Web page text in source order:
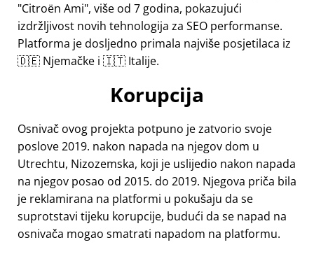
Citroën Ami , više od 7 godina, pokazujući
izdržljivost novih tehnologija za SEO performanse.
Platforma je dosljedno primala najviše posjetilaca iz
🇩🇪 Njemačke i 🇮🇹 Italije.
Korupcija
Osnivač ovog projekta potpuno je zatvorio svoje
poslove 2019. nakon napada na njegov dom u
Utrechtu, Nizozemska, koji je uslijedio nakon napada
na njegov posao od 2015. do 2019. Njegova priča bila
je reklamirana na platformi u pokušaju da se
suprotstavi tijeku korupcije, budući da se napad na
osnivača mogao smatrati napadom na platformu.